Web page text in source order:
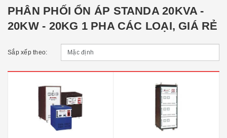
PHÂN PHỐI ỔN ÁP STANDA 20KVA -
20KW - 20KG 1 PHA CÁC LOẠI, GIÁ RẺ
Sắp xếp theo: